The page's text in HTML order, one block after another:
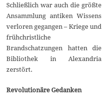
Schließlich war auch die größte
Ansammlung antiken Wissens
verloren gegangen – Kriege und
frühchristliche
Brandschatzungen hatten die
Bibliothek in Alexandria
zerstört.
Revolutionäre Gedanken